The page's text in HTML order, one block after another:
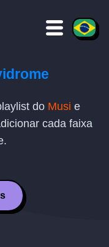
do Musi e
cada faixa